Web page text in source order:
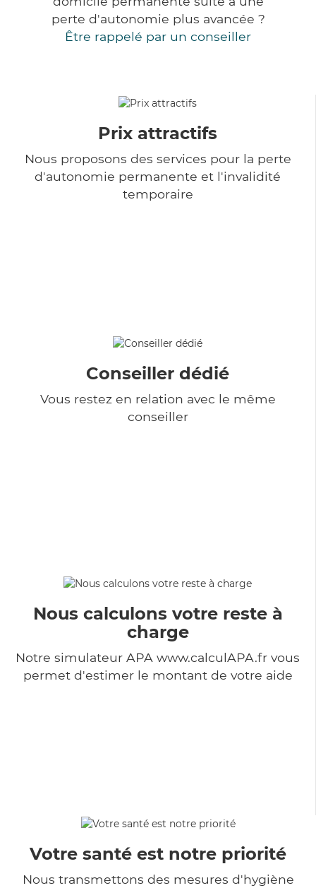
perte d'autonomie plus avancée ?
Être rappelé par un conseiller
Prix attractifs
Nous proposons des services pour la perte
d'autonomie permanente et l'invalidité
temporaire
Conseiller dédié
Vous restez en relation avec le même
conseiller
Nous calculons votre reste à
charge
Notre simulateur APA www.calculAPA.fr vous
permet d'estimer le montant de votre aide
Votre santé est notre priorité
Nous transmettons des mesures d'hygiène